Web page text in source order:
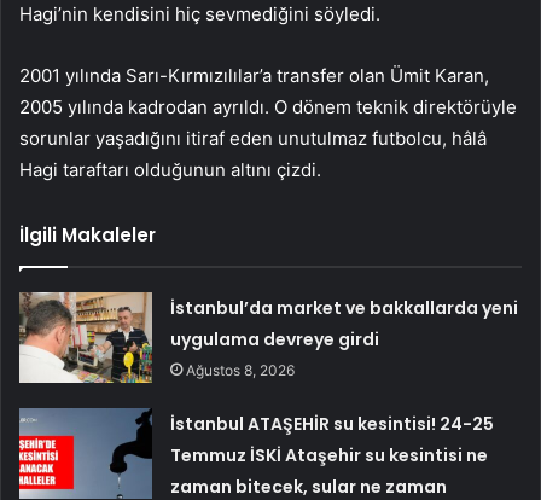
Hagi’nin kendisini hiç sevmediğini söyledi.
2001 yılında Sarı-Kırmızılılar’a transfer olan Ümit Karan,
2005 yılında kadrodan ayrıldı. O dönem teknik direktörüyle
sorunlar yaşadığını itiraf eden unutulmaz futbolcu, hâlâ
Hagi taraftarı olduğunun altını çizdi.
İlgili Makaleler
İstanbul’da market ve bakkallarda yeni
uygulama devreye girdi
Ağustos 8, 2026
İstanbul ATAŞEHİR su kesintisi! 24-25
Temmuz İSKİ Ataşehir su kesintisi ne
zaman bitecek, sular ne zaman